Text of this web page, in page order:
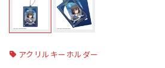
アクリルキーホルダー